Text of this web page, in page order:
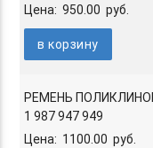
Цена: 950.00 руб.
в корзину
РЕМЕНЬ
1 987 947 949
Цена: 1100.00 руб.